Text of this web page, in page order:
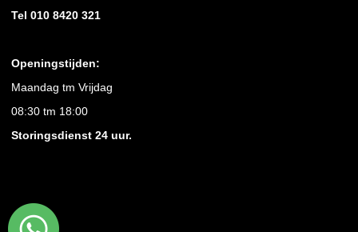
Tel 010 8420 321
Openingstijden:
Maandag tm Vrijdag
08:30 tm 18:00
Storingsdienst 24 uur.